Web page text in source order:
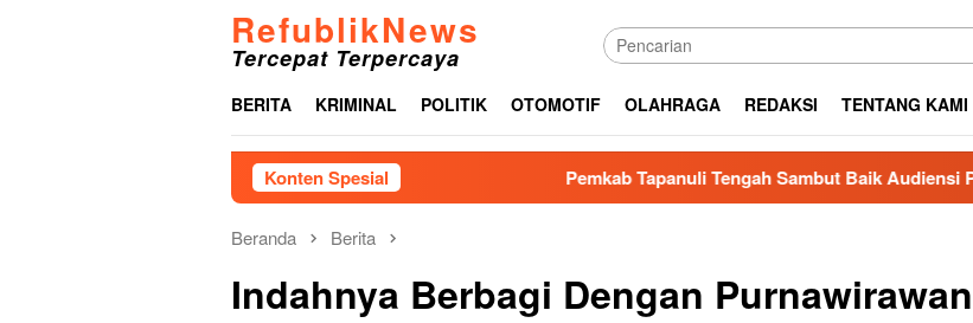
RefublikNews
Tercepat Terpercaya
BERITA KRIMINAL POLITIK OTOMOTIF OLAHRAGA REDAKSI TENTANG KAMI
Konten Spesial Pemkab Tapanuli Tengah Sambut Baik Audiensi PESADA:
Beranda Berita
Indahnya Berbagi Dengan Purnawirawan